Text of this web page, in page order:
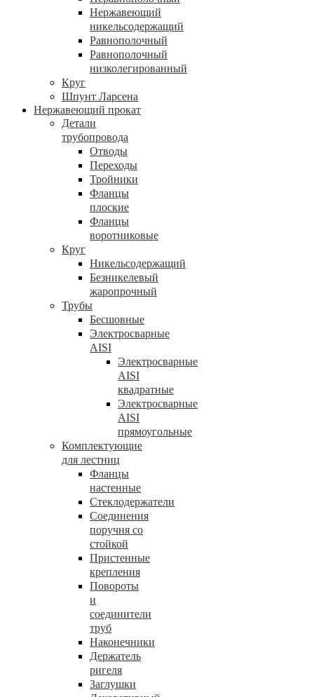
Нержавеющий
никельсодержащий
Равнополочный
Равнополочный
низколегированный
Круг
Шпунт Ларсена
Нержавеющий прокат
Детали
трубопровода
Отводы
Переходы
Тройники
Фланцы
плоские
Фланцы
воротниковые
Круг
Никельсодержащий
Безникелевый
жаропрочный
Трубы
Бесшовные
Электросварные
AISI
Электросварные
AISI
квадратные
Электросварные
AISI
прямоугольные
Комплектующие
для лестниц
Фланцы
настенные
Стеклодержатели
Соединения
поручня со
стойкой
Пристенные
крепления
Повороты
и
соединители
труб
Наконечники
Держатель
ригеля
Заглушки